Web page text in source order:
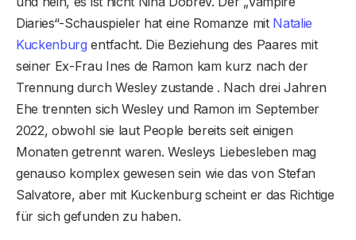
Diaries“-Schauspieler hat eine Romanze mit Natalie
Kuckenburg entfacht. Die Beziehung des Paares mit
seiner Ex-Frau Ines de Ramon kam kurz nach der
Trennung durch Wesley zustande . Nach drei Jahren
Ehe trennten sich Wesley und Ramon im September
2022, obwohl sie laut People bereits seit einigen
Monaten getrennt waren. Wesleys Liebesleben mag
genauso komplex gewesen sein wie das von Stefan
Salvatore, aber mit Kuckenburg scheint er das Richtige
für sich gefunden zu haben.